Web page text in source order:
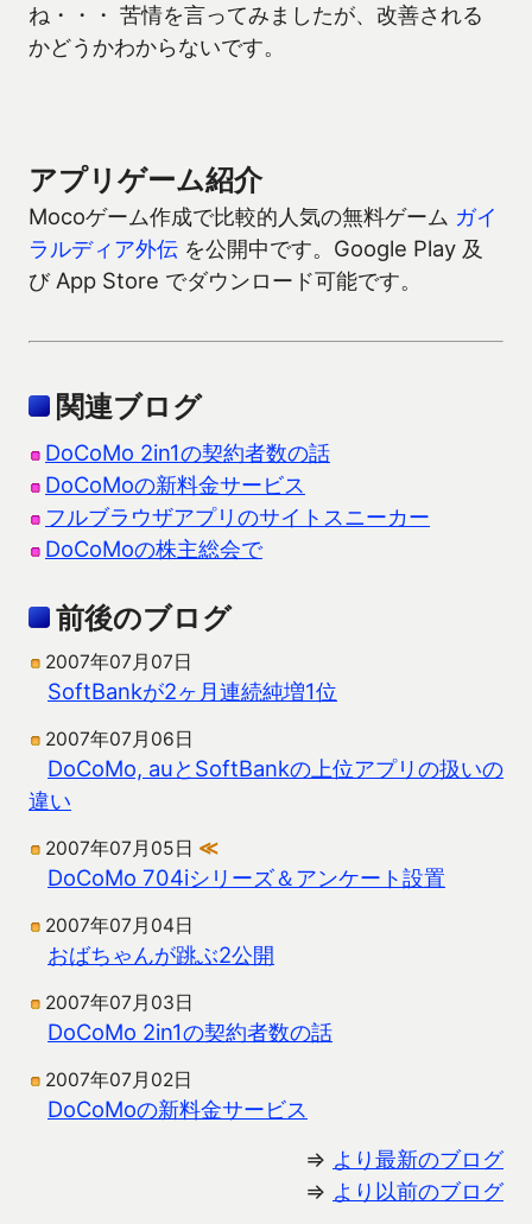
ね・・・ 苦情を言ってみましたが、改善される
かどうかわからないです。
アプリゲーム紹介
Mocoゲーム作成で比較的人気の無料ゲーム ガイ
ラルディア外伝 を公開中です。Google Play 及
び App Store でダウンロード可能です。
関連ブログ
DoCoMo 2in1の契約者数の話
DoCoMoの新料金サービス
フルブラウザアプリのサイトスニーカー
DoCoMoの株主総会で
前後のブログ
2007年07月07日
SoftBankが2ヶ月連続純増1位
2007年07月06日
DoCoMo, auとSoftBankの上位アプリの扱いの
違い
2007年07月05日 ≪
DoCoMo 704iシリーズ＆アンケート設置
2007年07月04日
おばちゃんが跳ぶ2公開
2007年07月03日
DoCoMo 2in1の契約者数の話
2007年07月02日
DoCoMoの新料金サービス
⇒ より最新のブログ
⇒ より以前のブログ